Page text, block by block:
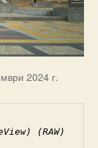
2024 г.
(RAW)